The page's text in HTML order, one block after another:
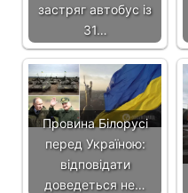
застряг автобус із
31…
Провина Білорусі
перед Україною:
відповідати
доведеться не…